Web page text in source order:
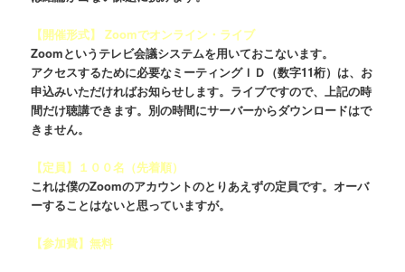
【開催形式】 Zoomでオンライン・ライブ
Zoomというテレビ会議システムを用いておこないます。
アクセスするために必要なミーティングＩＤ（数字11桁）は、お
申込みいただければお知らせします。ライブですので、上記の時
間だけ聴講できます。別の時間にサーバーからダウンロードはで
きません。
【定員】１００名（先着順）
これは僕のZoomのアカウントのとりあえずの定員です。オーバ
ーすることはないと思っていますが。
【参加費】無料